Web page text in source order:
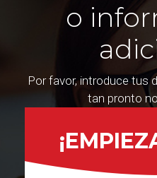
o
Por favor, introduce tus
tan pronto